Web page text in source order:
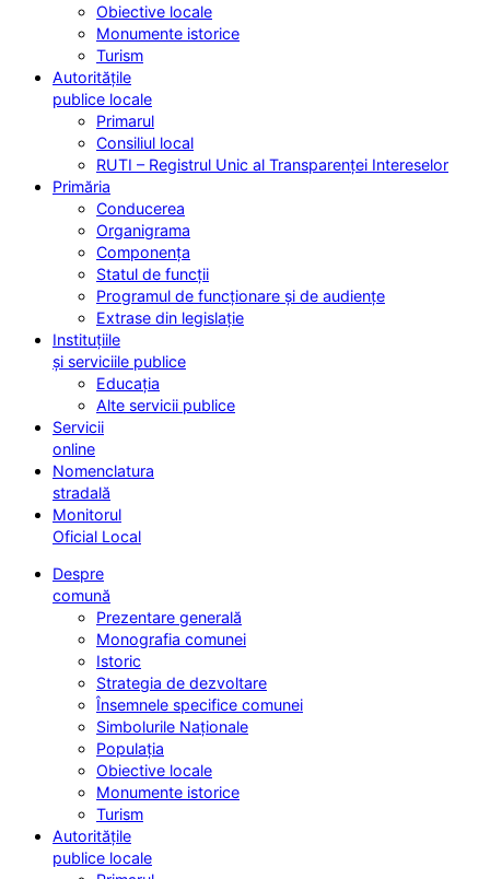
Obiective locale
Monumente istorice
Turism
Autoritățile
publice locale
Primarul
Consiliul local
RUTI – Registrul Unic al Transparenței Intereselor
Primăria
Conducerea
Organigrama
Componența
Statul de funcții
Programul de funcționare și de audiențe
Extrase din legislație
Instituțiile
și serviciile publice
Educația
Alte servicii publice
Servicii
online
Nomenclatura
stradală
Monitorul
Oficial Local
Despre
comună
Prezentare generală
Monografia comunei
Istoric
Strategia de dezvoltare
Însemnele specifice comunei
Simbolurile Naționale
Populația
Obiective locale
Monumente istorice
Turism
Autoritățile
publice locale